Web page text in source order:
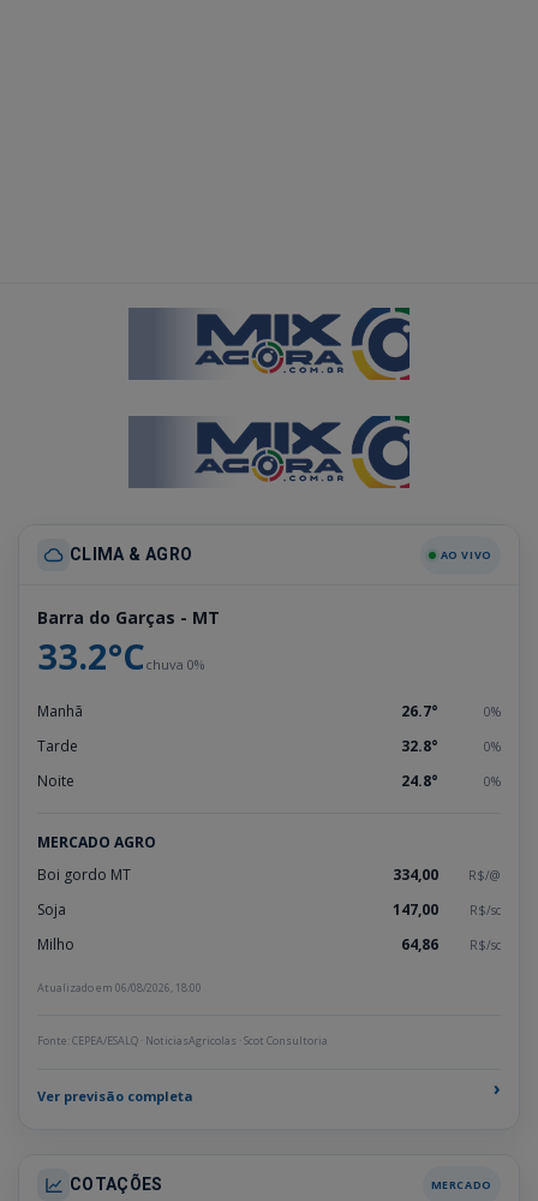
CLIMA & AGRO AO VIVO
Barra do Garças - MT
33.2°Cchuva 0%
Manhã 26.7° 0%
Tarde 32.8° 0%
Noite 24.8° 0%
MERCADO AGRO
Boi gordo MT
334,00 R$/@
Soja 147,00 R$/sc
Milho 64,86 R$/sc
Atualizado em 06/08/2026, 18:00
Fonte: CEPEA/ESALQ · NoticiasAgricolas · Scot Consultoria
Ver previsão completa ›
COTAÇÕES MERCADO